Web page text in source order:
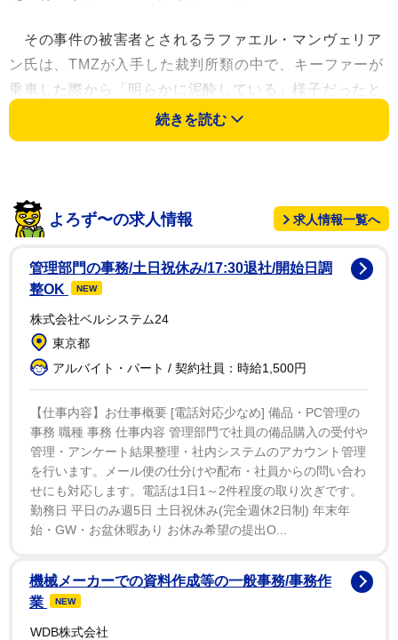
その事件の被害者とされるラファエル・マンヴェリア
ン氏は、TMZが入手した裁判所類の中で、キーファーが
乗車した際から「明らかに泥酔している」様子だったと
記載しており、ロシア語とアルメニア語を母国語とする
自身がキーファーの言っていることを理解できなかった
を捨てて逃げようとしたところ、キーファーは「殺す
ぞ」と叫びながら追いかけてきたという。
これを受け、キーファー側は「事実がねじ曲げられて
いる」と非難。汚名を晴らす意向であると宣言した。キ
ーファーの代理人はUsウィークリー誌に対し、当時、キ
ーファーが何度も車を停車するように言ったにも関わら
込まれたと説明。そして、運転手はその当時、治療を受
けることさえ拒んでいたにも関わらず、キーファーが有
名人だと知って以来、高額の賠償請求を繰り返し求める
ようになったと説明している。
続きを読む
よろず〜の求人情報 求人情報一覧へ
管理部門の事務/土日祝休み/17:30退社/開始日調
整OK
NEW
株式会社ベルシステム24
東京都
アルバイト・パート / 契約社員：時給1,500円
【仕事内容】お仕事概要 [電話対応少なめ] 備品・PC管理の
事務 職種 事務 仕事内容 管理部門で社員の備品購入の受付や
管理・アンケート結果整理・社内システムのアカウント管理
を行います。メール便の仕分けや配布・社員からの問い合わ
せにも対応します。電話は1日1～2件程度の取り次ぎです。
勤務日 平日のみ週5日 土日祝休み(完全週休2日制) 年末年
始・GW・お盆休暇あり お休み希望の提出O...
機械メーカーでの資料作成等の一般事務/事務作
業
NEW
WDB株式会社